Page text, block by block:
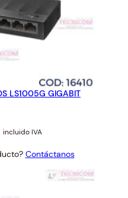
LS1005G GIGABIT
Current
is:
incluido IVA
Contáctanos